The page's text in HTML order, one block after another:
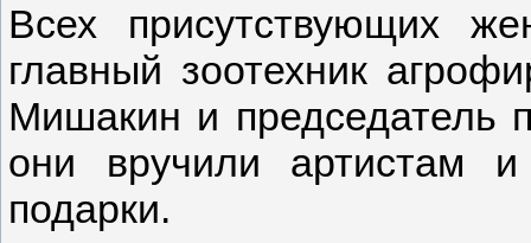
Всех присутствующих
главный зоотехник
Мишакин и председатель
они вручили артистам
подарки.